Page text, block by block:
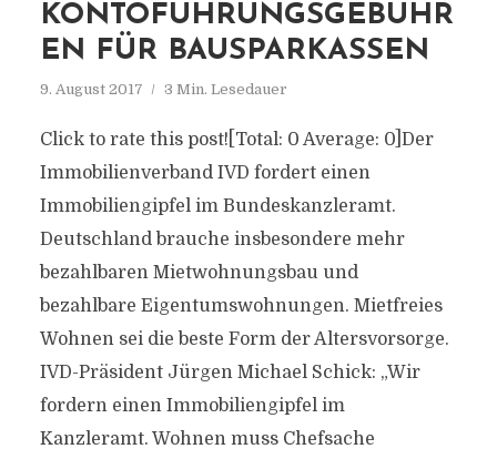
KONTOFÜHRUNGSGEBÜHR
EN FÜR BAUSPARKASSEN
9. August 2017 3 Min. Lesedauer
Click to rate this post![Total: 0 Average: 0]Der
Immobilienverband IVD fordert einen
Immobiliengipfel im Bundeskanzleramt.
Deutschland brauche insbesondere mehr
bezahlbaren Mietwohnungsbau und
bezahlbare Eigentumswohnungen. Mietfreies
Wohnen sei die beste Form der Altersvorsorge.
IVD-Präsident Jürgen Michael Schick: „Wir
fordern einen Immobiliengipfel im
Kanzleramt. Wohnen muss Chefsache